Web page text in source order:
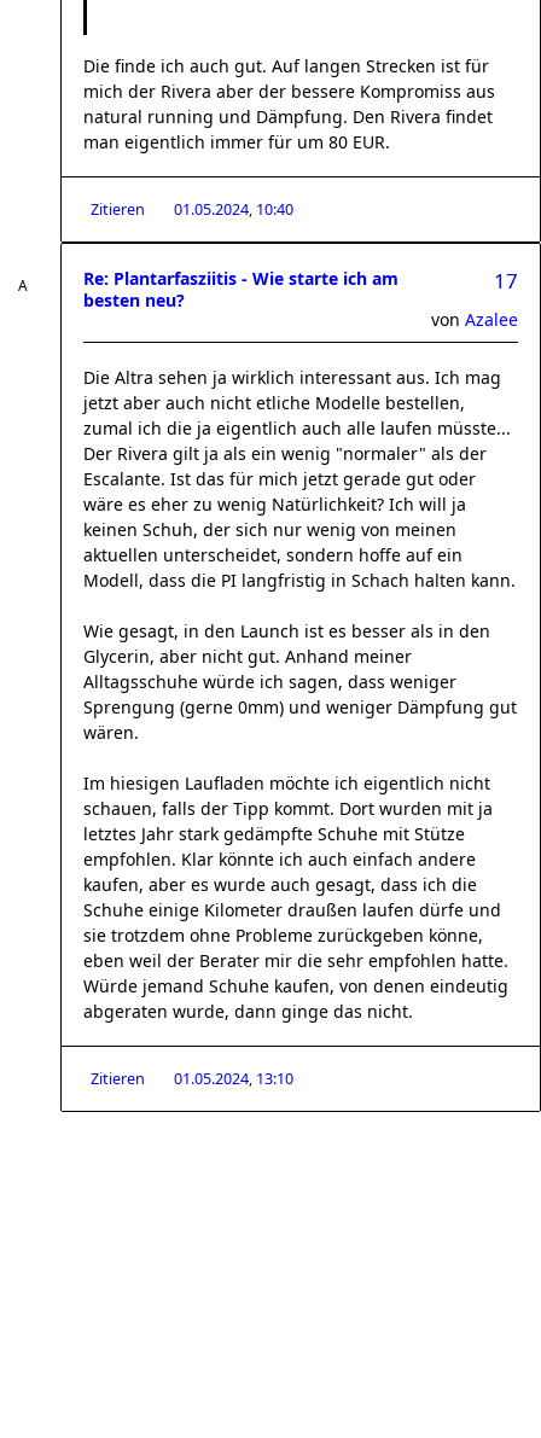
Die finde ich auch gut. Auf langen Strecken ist für
mich der Rivera aber der bessere Kompromiss aus
natural running und Dämpfung. Den Rivera findet
man eigentlich immer für um 80 EUR.
Zitieren 01.05.2024, 10:40
Re: Plantarfasziitis - Wie starte ich am
besten neu?
17
von Azalee
Die Altra sehen ja wirklich interessant aus. Ich mag
jetzt aber auch nicht etliche Modelle bestellen,
zumal ich die ja eigentlich auch alle laufen müsste...
Der Rivera gilt ja als ein wenig "normaler" als der
Escalante. Ist das für mich jetzt gerade gut oder
wäre es eher zu wenig Natürlichkeit? Ich will ja
keinen Schuh, der sich nur wenig von meinen
aktuellen unterscheidet, sondern hoffe auf ein
Modell, dass die PI langfristig in Schach halten kann.
Wie gesagt, in den Launch ist es besser als in den
Glycerin, aber nicht gut. Anhand meiner
Alltagsschuhe würde ich sagen, dass weniger
Sprengung (gerne 0mm) und weniger Dämpfung gut
wären.
Im hiesigen Laufladen möchte ich eigentlich nicht
schauen, falls der Tipp kommt. Dort wurden mit ja
letztes Jahr stark gedämpfte Schuhe mit Stütze
empfohlen. Klar könnte ich auch einfach andere
kaufen, aber es wurde auch gesagt, dass ich die
Schuhe einige Kilometer draußen laufen dürfe und
sie trotzdem ohne Probleme zurückgeben könne,
eben weil der Berater mir die sehr empfohlen hatte.
Würde jemand Schuhe kaufen, von denen eindeutig
abgeraten wurde, dann ginge das nicht.
Zitieren 01.05.2024, 13:10